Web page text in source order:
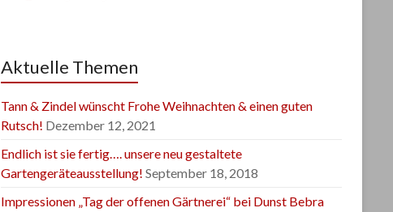
Aktuelle Themen
Tann & Zindel wünscht Frohe Weihnachten & einen guten
Rutsch! Dezember 12, 2021
Endlich ist sie fertig…. unsere neu gestaltete
Gartengeräteausstellung! September 18, 2018
Impressionen „Tag der offenen Gärtnerei“ bei Dunst Bebra